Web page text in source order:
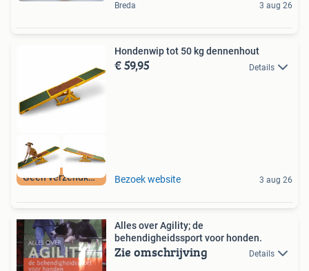
Breda 3 aug 26
Geen verzendkosten
Hondenwip tot 50 kg dennenhout
€ 59,95 Details
Bezoek website 3 aug 26
Alles over Agility; de
behendigheidssport voor honden.
Zie omschrijving Details